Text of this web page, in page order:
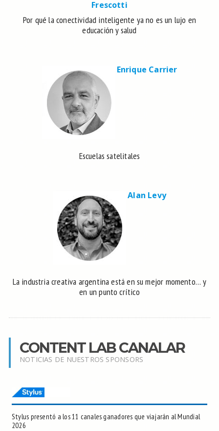
Frescotti
Por qué la conectividad inteligente ya no es un lujo en
educación y salud
Enrique Carrier
Escuelas satelitales
Alan Levy
La industria creativa argentina está en su mejor momento… y
en un punto crítico
CONTENT LAB CANALAR
NOTICIAS DE NUESTROS SPONSORS
Stylus presentó a los 11 canales ganadores que viajarán al Mundial
2026